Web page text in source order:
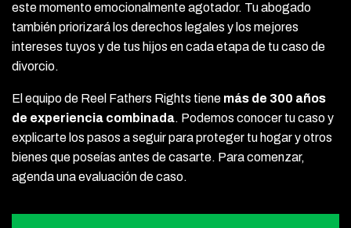
este momento emocionalmente agotador. Tu abogado
también priorizará los derechos legales y los mejores
intereses tuyos y de tus hijos en cada etapa de tu caso de
divorcio.
El equipo de Reel Fathers Rights tiene más de 300 años
de experiencia combinada. Podemos conocer tu caso y
explicarte los pasos a seguir para proteger tu hogar y otros
bienes que poseías antes de casarte. Para comenzar,
agenda una evaluación de caso.